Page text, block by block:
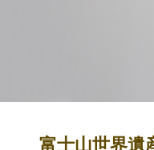
富士山世界遺